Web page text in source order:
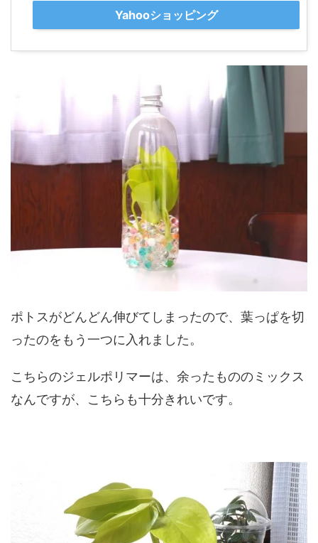
Yahooショッピング
ポトスがどんどん伸びてしまったので、葉っぱを切
ったのをもう一つに入れました。
こちらのジェルポリマーは、余ったもののミックス
なんですが、こちらも十分きれいです。